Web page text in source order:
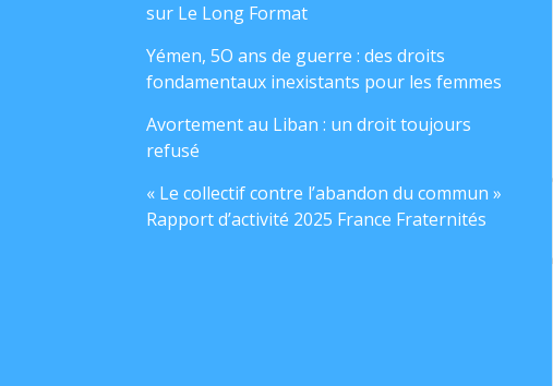
sur Le Long Format
Yémen, 5O ans de guerre : des droits
fondamentaux inexistants pour les femmes
Avortement au Liban : un droit toujours
refusé
« Le collectif contre l’abandon du commun »
Rapport d’activité 2025 France Fraternités